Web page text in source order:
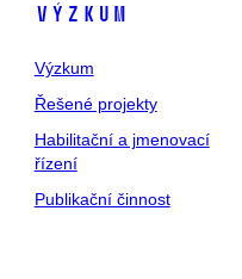
Výzkum
Výzkum
Řešené projekty
Habilitační a jmenovací
řízení
Publikační činnost